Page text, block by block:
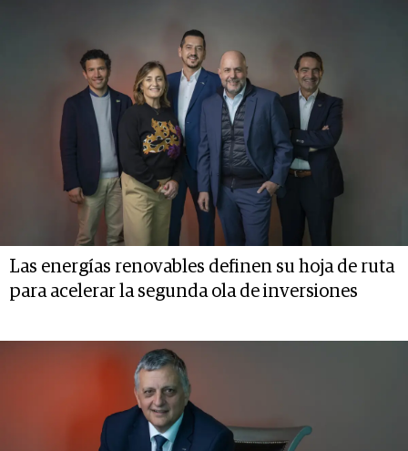
Las energías renovables definen su hoja de ruta
para acelerar la segunda ola de inversiones